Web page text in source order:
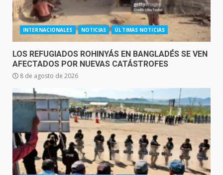
INTERNACIONALES NOTICIAS ÚLTIMAS NOTICIAS
LOS REFUGIADOS ROHINYÁS EN BANGLADÉS SE VEN
AFECTADOS POR NUEVAS CATÁSTROFES
8 de agosto de 2026